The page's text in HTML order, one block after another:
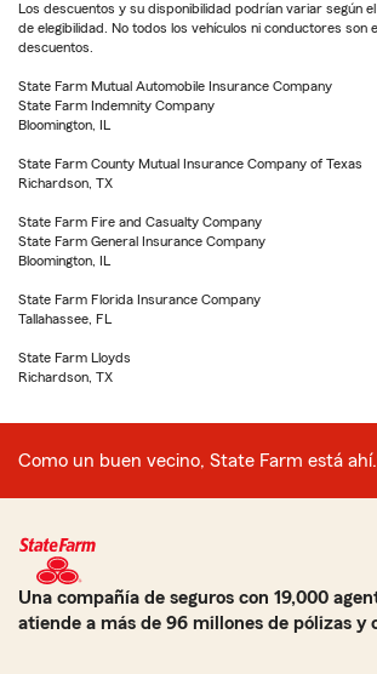
Los descuentos y su disponibilidad podrían variar según
de elegibilidad. No todos los vehículos ni conductores son
descuentos.
State Farm Mutual Automobile Insurance Company
State Farm Indemnity Company
Bloomington, IL
State Farm County Mutual Insurance Company of Texas
Richardson, TX
State Farm Fire and Casualty Company
State Farm General Insurance Company
Bloomington, IL
State Farm Florida Insurance Company
Tallahassee, FL
State Farm Lloyds
Richardson, TX
Como un buen vecino, State Farm está
Una compañía de seguros con 19,000
atiende a más de 96 millones de pólizas y